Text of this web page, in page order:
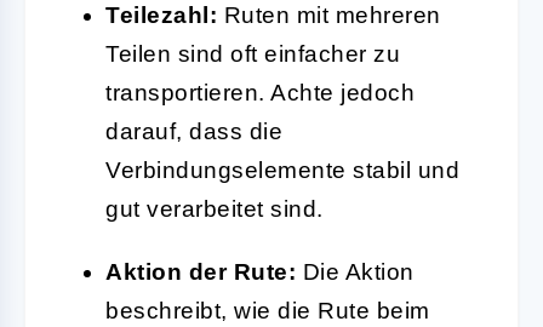
Teilezahl: Ruten mit mehreren
Teilen sind oft einfacher zu
transportieren. Achte jedoch
darauf, dass die
Verbindungselemente stabil und
gut verarbeitet sind.
Aktion der Rute: Die Aktion
beschreibt, wie die Rute beim